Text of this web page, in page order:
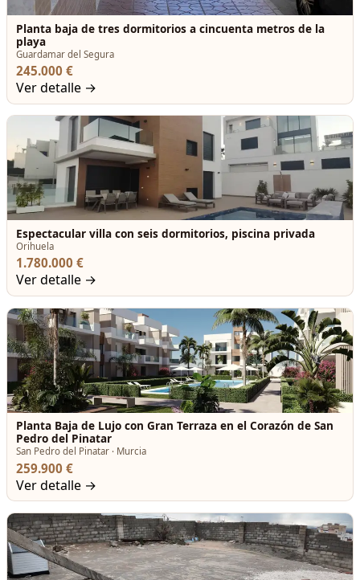
Planta baja de tres dormitorios a cincuenta metros de la
playa
Guardamar del Segura
245.000 €
Ver detalle →
Espectacular villa con seis dormitorios, piscina privada
Orihuela
1.780.000 €
Ver detalle →
Planta Baja de Lujo con Gran Terraza en el Corazón de San
Pedro del Pinatar
San Pedro del Pinatar · Murcia
259.900 €
Ver detalle →